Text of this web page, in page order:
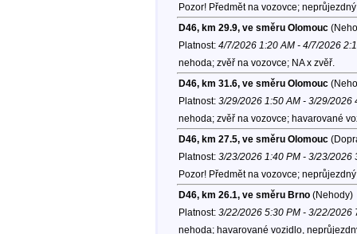
Pozor! Předmět na vozovce;
D46, km 29.9, ve směru Olomouc
Platnost: 4/7/2026 1:20 AM - 4/7/2026
nehoda; zvěř na vozovce; NA x zvěř.
D46, km 31.6, ve směru Olomouc
Platnost: 3/29/2026 1:50 AM - 3/29/2026
nehoda; zvěř na vozovce; havarované
D46, km 27.5, ve směru Olomouc
Platnost: 3/23/2026 1:40 PM - 3/23/2026
Pozor! Předmět na vozovce;
D46, km 26.1, ve směru Brno(Nehody)
Platnost: 3/22/2026 5:30 PM - 3/22/2026
nehoda; havarované vozidlo,